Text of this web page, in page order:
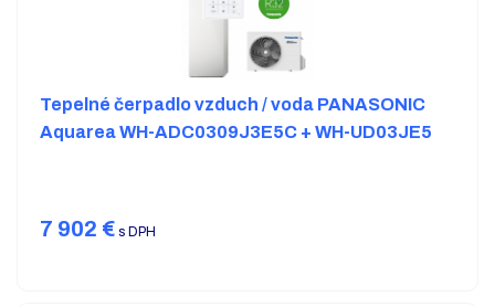
Tepelné čerpadlo vzduch / voda PANASONIC
Aquarea WH-ADC0309J3E5C + WH-UD03JE5
7 902 € s DPH